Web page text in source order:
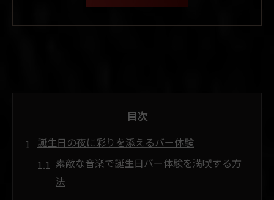
目次
誕生日の夜に彩りを添えるバー体験
素敵な音楽で誕生日バー体験を満喫する方
法